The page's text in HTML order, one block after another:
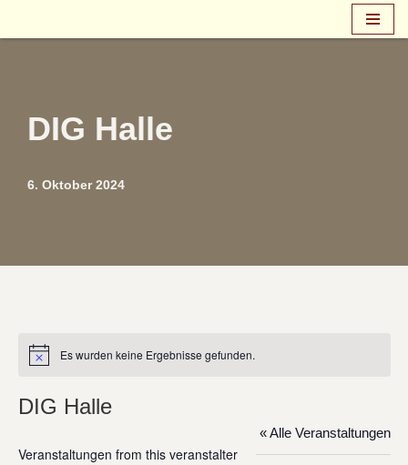
DIG Halle
6. Oktober 2024
HinweisEs wurden keine Ergebnisse gefunden.
DIG Halle
« Alle Veranstaltungen
Veranstaltungen from this veranstalter